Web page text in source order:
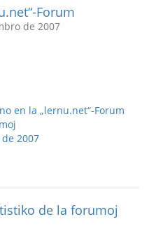
Forum
de 2007
en la „lernu.net“-Forum
2007
de la forumoj